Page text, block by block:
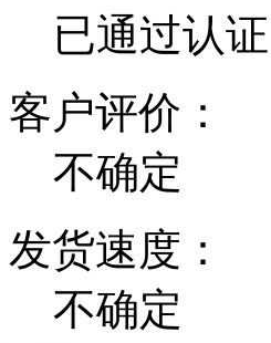
已通过认证
客户评价：
不确定
发货速度：
不确定